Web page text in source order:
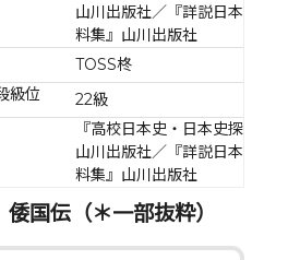
山川出版社／『詳説日本史資
料集』山川出版社
TOSS柊
級位
22級
『高校日本史・日本史探究』
山川出版社／『詳説日本史資
料集』山川出版社
倭国伝（＊一部抜粋）